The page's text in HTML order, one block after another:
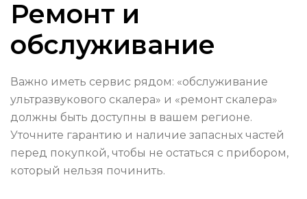
Ремонт и
обслуживание
Важно иметь сервис рядом: «обслуживание
ультразвукового скалера» и «ремонт скалера»
должны быть доступны в вашем регионе.
Уточните гарантию и наличие запасных частей
перед покупкой, чтобы не остаться с прибором,
который нельзя починить.